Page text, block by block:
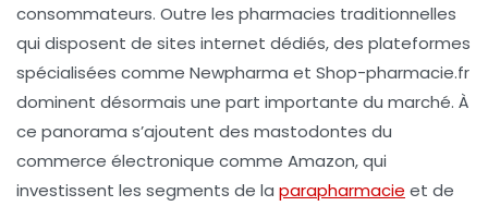
consommateurs. Outre les pharmacies traditionnelles
qui disposent de sites internet dédiés, des plateformes
spécialisées comme Newpharma et Shop-pharmacie.fr
dominent désormais une part importante du marché. À
ce panorama s’ajoutent des mastodontes du
commerce électronique comme Amazon, qui
investissent les segments de la parapharmacie et de